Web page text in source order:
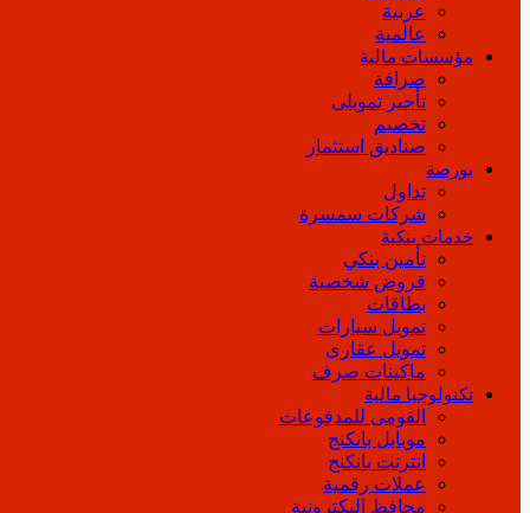
عربية
عالمية
مؤسسات مالية
صرافة
تأجير تمويلى
تخصيم
صناديق استثمار
بورصة
تداول
شركات سمسرة
خدمات بنكية
تأمين بنكي
قروض شخصية
بطاقات
تمويل سيارات
تمويل عقارى
ماكينات صرف
تكنولوجيا مالية
القومى للمدفوعات
موبايل بانكنج
انترنت بانكنج
عملات رقمية
محافظ إليكترونية